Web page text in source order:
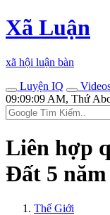
Xã Luận
xã hội luận bàn
Luyện IQ
09:09:09 AM, Thứ
Liên hợp
Đất 5
Thế Giới